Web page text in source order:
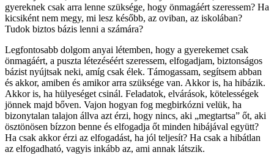
gyereknek csak arra lenne szüksége, hogy önmagáért szeressem? Ha
kicsiként nem megy, mi lesz később, az oviban, az iskolában?
Tudok biztos bázis lenni a számára?
Legfontosabb dolgom anyai létemben, hogy a gyerekemet csak
önmagáért, a puszta létezéséért szeressem, elfogadjam, biztonságos
bázist nyújtsak neki, amíg csak élek. Támogassam, segítsem abban
és akkor, amiben és amikor arra szüksége van. Akkor is, ha hibázik.
Akkor is, ha hülyeséget csinál. Feladatok, elvárások, kötelességek
jönnek majd bőven. Vajon hogyan fog megbirkózni velük, ha
bizonytalan talajon állva azt érzi, hogy nincs, aki „megtartsa” őt, aki
ösztönösen bízzon benne és elfogadja őt minden hibájával együtt?
Ha csak akkor érzi az elfogadást, ha jól teljesít? Ha csak a hibátlan
az elfogadható, vagyis inkább az, ami annak látszik.